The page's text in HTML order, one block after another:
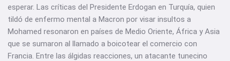
esperar. Las críticas del Presidente Erdogan en Turquía, quien
tildó de enfermo mental a Macron por visar insultos a
Mohamed resonaron en países de Medio Oriente, África y Asia
que se sumaron al llamado a boicotear el comercio con
Francia. Entre las álgidas reacciones, un atacante tunecino